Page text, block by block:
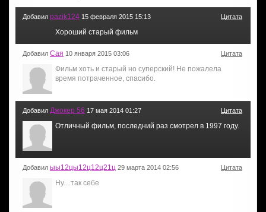
Добавил pazik124 15 февраля 2015 15:13 Цитата
Хороший старый фильм
Добавил Сая 10 января 2015 03:06 Цитата
Фильм хоть и старый но суперский! Не пожалела
время потраченное, спасибо.
Добавил Джокер 56 17 мая 2014 01:27 Цитата
Отличный фильм, последний раз смотрел в 1997 году.
Добавил ыы12цы12ц12ц21ц 29 марта 2014 02:56 Цитата
Ну....так себе